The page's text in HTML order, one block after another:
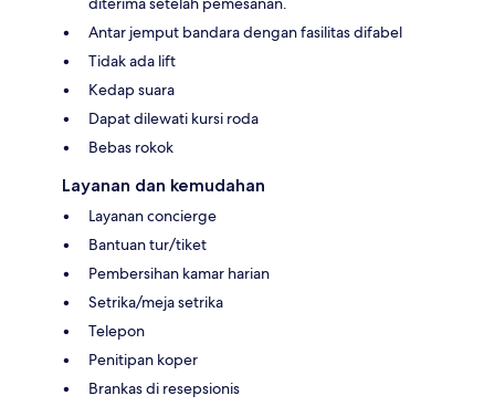
Antar jemput bandara dengan fasilitas difabel
Tidak ada lift
Kedap suara
Dapat dilewati kursi roda
Bebas rokok
Layanan dan kemudahan
Layanan concierge
Bantuan tur/tiket
Pembersihan kamar harian
Setrika/meja setrika
Telepon
Penitipan koper
Brankas di resepsionis